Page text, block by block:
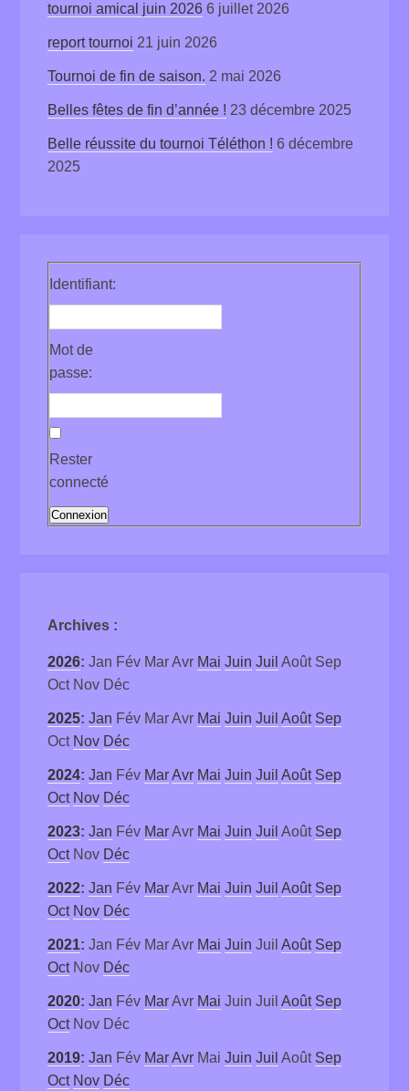
tournoi amical juin 2026 6 juillet 2026
report tournoi 21 juin 2026
Tournoi de fin de saison. 2 mai 2026
Belles fêtes de fin d’année ! 23 décembre 2025
Belle réussite du tournoi Téléthon ! 6 décembre
2025
Identifiant:
Mot de
passe:
Rester
connecté
Connexion
Archives :
2026:Jan Fév Mar Avr Mai Juin Juil Août Sep
Oct Nov Déc
2025:Jan Fév Mar Avr Mai Juin Juil Août Sep
Oct Nov Déc
2024:Jan Fév Mar Avr Mai Juin Juil Août Sep
Oct Nov Déc
2023:Jan Fév Mar Avr Mai Juin Juil Août Sep
Oct Nov Déc
2022:Jan Fév Mar Avr Mai Juin Juil Août Sep
Oct Nov Déc
2021:Jan Fév Mar Avr Mai Juin Juil Août Sep
Oct Nov Déc
2020:Jan Fév Mar Avr Mai Juin Juil Août Sep
Oct Nov Déc
2019:Jan Fév Mar Avr Mai Juin Juil Août Sep
Oct Nov Déc